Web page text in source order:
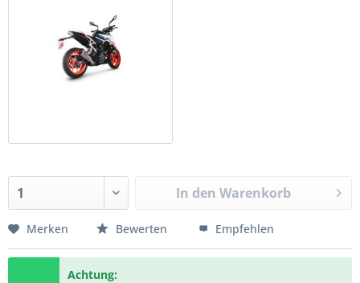
In den Warenkorb
Merken Bewerten Empfehlen
Achtung: